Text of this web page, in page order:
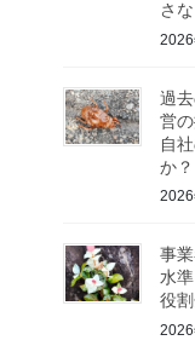
さな
過
営
自
か？
2026
事
水
役